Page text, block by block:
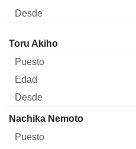
Administrador
Toru Akiho
Nachika Nemoto